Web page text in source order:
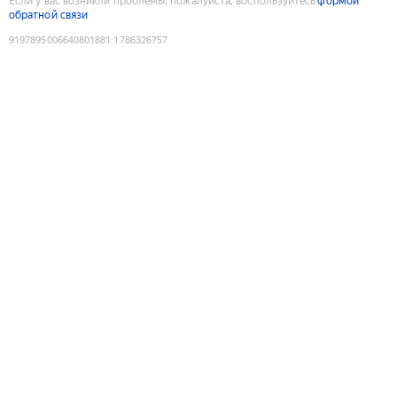
обратной связи
9197895006640801881 :1786326757